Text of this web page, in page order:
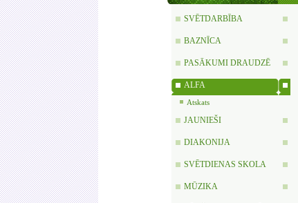
SVĒTDARBĪBA
BAZNĪCA
PASĀKUMI DRAUDZĒ
ALFA
Atskats
JAUNIEŠI
DIAKONIJA
SVĒTDIENAS SKOLA
MŪZIKA